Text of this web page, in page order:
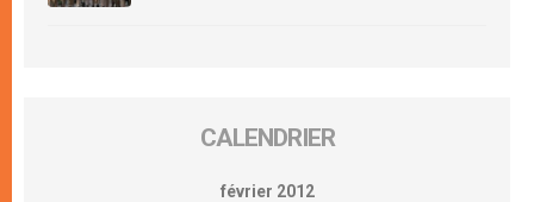
CALENDRIER
février 2012